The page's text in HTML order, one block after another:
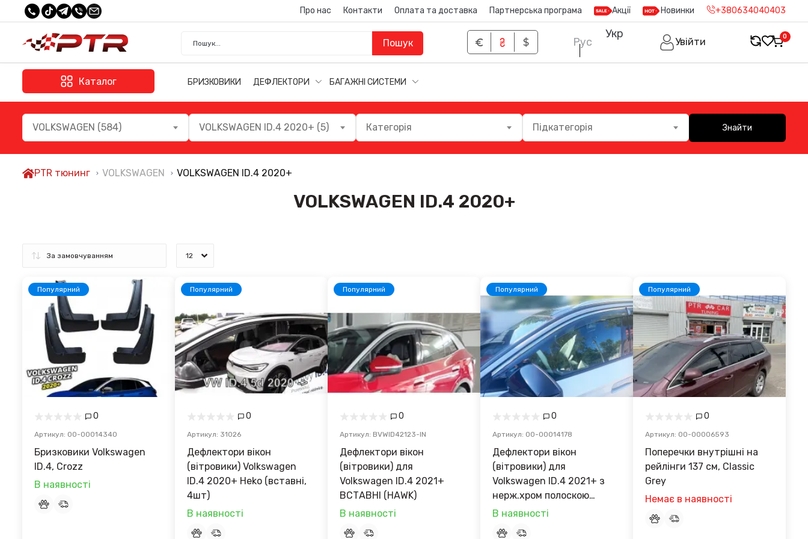
Про нас Контакти Оплата та доставка Партнерська програма Акції Новинки +380634040403
Пошук Рус
Укр
Увійти 0
Каталог БРИЗКОВИКИ ДЕФЛЕКТОРИ БАГАЖНІ СИСТЕМИ
VOLKSWAGEN (584) VOLKSWAGEN ID.4 2020+ (5) Категорія Підкатегорія Знайти
PTR тюнинг VOLKSWAGEN VOLKSWAGEN ID.4 2020+
VOLKSWAGEN ID.4 2020+
Популярний
0
Артикул: 00-00014340
Бризковики Volkswagen
ID.4, Crozz
В наявності
Популярний
0
Артикул: 31026
Дефлектори вікон
(вітровики) Volkswagen
ID.4 2020+ Heko (вставні,
4шт)
В наявності
Популярний
0
Артикул: BVWID42123-IN
Дефлектори вікон
(вітровики) для
Volkswagen ID.4 2021+
ВСТАВНІ (HAWK)
В наявності
Популярний
0
Артикул: 00-00014178
Дефлектори вікон
(вітровики) для
Volkswagen ID.4 2021+ з
нерж.хром полоскою
(HAWK)
В наявності
Популярний
0
Артикул: 00-00006593
Поперечки внутрішні на
рейлінги 137 см, Classic
Grey
Немає в наявності